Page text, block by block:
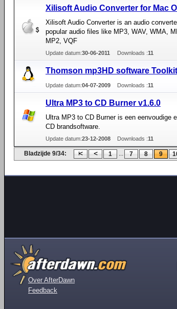
Xilisoft Audio Converter for Mac
Xilisoft Audio Converter is an audio
popular audio files like MP3, WAV, WMA,
MP2, VQF
Update datum:30-06-2011 Downloads :11
Thomson mp3HD software
Update datum:04-07-2009 Downloads :11
Ultra MP3 to CD Burner v1.6.0
Ultra MP3 to CD Burner is een eenvoudige
CD brandsoftware.
Update datum:23-12-2008 Downloads :11
Bladzijde 9/34: 1 ... 7 8 9
Over AfterDawn
Feedback